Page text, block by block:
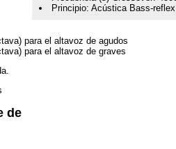
Principio: Acústica Bass-reflex
para el altavoz de agudos
para el altavoz de graves
de